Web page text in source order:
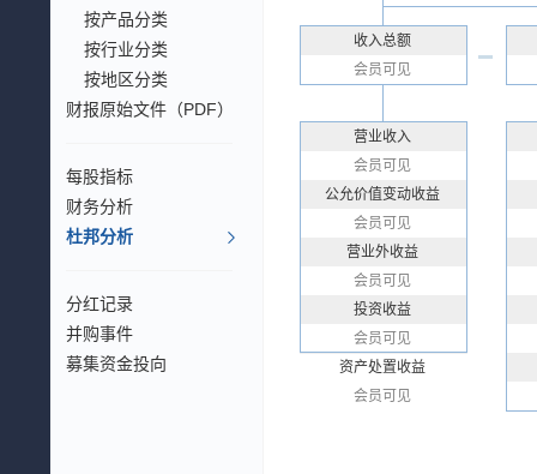
按产品分类
按行业分类
按地区分类
财报原始文件（PDF）
每股指标
财务分析
杜邦分析
分红记录
并购事件
募集资金投向
收入总额
会员可见
营业收入
会员可见
公允价值变动收益
会员可见
营业外收益
会员可见
投资收益
会员可见
资产处置收益
会员可见